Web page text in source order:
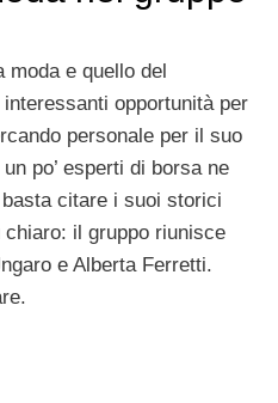
moda e quello del
opportunità per
personale per il suo
po’ esperti di borsa ne
citare i suoi storici
il gruppo riunisce
e Alberta Ferretti.